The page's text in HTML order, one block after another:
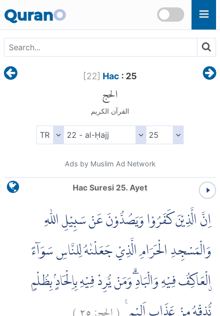
QuranO
[22] Hac : 25
الحج
القرآن الكريم
Ads by Muslim Ad Network
Hac Suresi 25. Ayet
اِنَّ الَّذِيْنَ كَفَرُوْا وَيَصُدُّوْنَ عَنْ سَبِيْلِ اللّٰهِ
وَالْمَسْجِدِ الْحَرَامِ الَّذِيْ جَعَلْنٰهُ لِلنَّاسِ سَوَاۤءً
ۨالْعَاكِفُ فِيْهِ وَالْبَادِۗ وَمَنْ يُّرِدْ فِيْهِ بِاِلْحَادٍۢ بِظُلْمٍ
(الحج:٢٥)